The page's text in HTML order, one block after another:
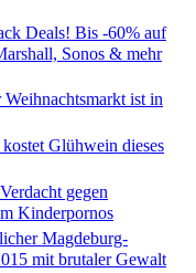
Deals! Bis -60% auf
Sonos & mehr
Weihnachtsmarkt ist in
Glühwein dieses
gegen
Kinderpornos
Magdeburg-
mit brutaler Gewalt